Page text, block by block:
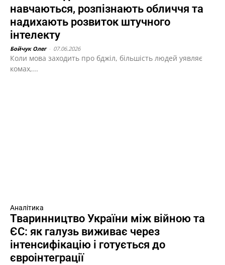
навчаються, розпізнають обличчя та
надихають розвиток штучного
інтелекту
Бойчук Олег 07.06.2026
Коли мова заходить про бджіл, більшість людей уявляє
комах,...
Аналітика
Тваринництво України між війною та
ЄС: як галузь виживає через
інтенсифікацію і готується до
євроінтеграції